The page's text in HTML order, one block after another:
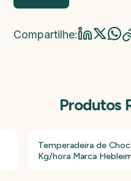
Compartilhe:
Produtos
Temperadeira de
Kg/hora Marca